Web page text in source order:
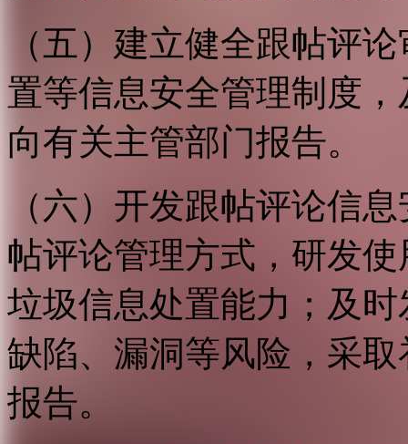
（五）建立健全跟帖评
置等信息安全管理制度
向有关主管部门报告。
（六）开发跟帖评论信
帖评论管理方式，研发
垃圾信息处置能力；及
缺陷、漏洞等风险，采
报告。